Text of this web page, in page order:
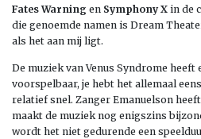
Fates Warning en Symphony X in de
die genoemde namen is Dream
als het aan mij ligt.
De muziek van Venus Syndrome heeft
voorspelbaar, je hebt het allemaal
relatief snel. Zanger Emanuelson
maakt de muziek nog enigszins
wordt het niet gedurende een